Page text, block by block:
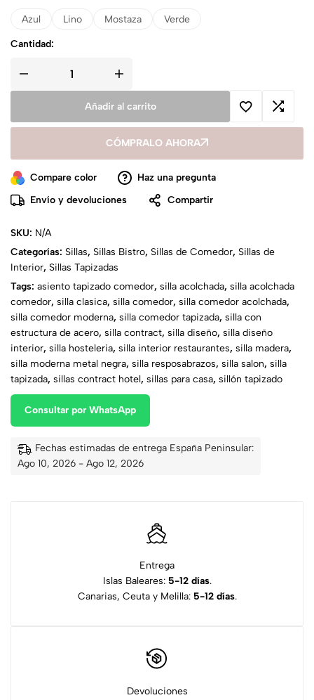
Azul Lino Mostaza Verde
Cantidad:
Añadir al carrito
CÓMPRALO AHORA
Compare color
Haz una pregunta
Envío y devoluciones
Compartir
SKU: N/A
Categorías: Sillas, Sillas Bistro, Sillas de Comedor, Sillas de
Interior, Sillas Tapizadas
Tags: asiento tapizado comedor, silla acolchada, silla acolchada
comedor, silla clasica, silla comedor, silla comedor acolchada,
silla comedor moderna, silla comedor tapizada, silla con
estructura de acero, silla contract, silla diseño, silla diseño
interior, silla hosteleria, silla interior restaurantes, silla madera,
silla moderna metal negra, silla resposabrazos, silla salon, silla
tapizada, sillas contract hotel, sillas para casa, sillón tapizado
Consultar por WhatsApp
Fechas estimadas de entrega España Peninsular:
Ago 10, 2026 - Ago 12, 2026
Entrega
Islas Baleares: 5-12 días.
Canarias, Ceuta y Melilla: 5-12 días.
Devoluciones